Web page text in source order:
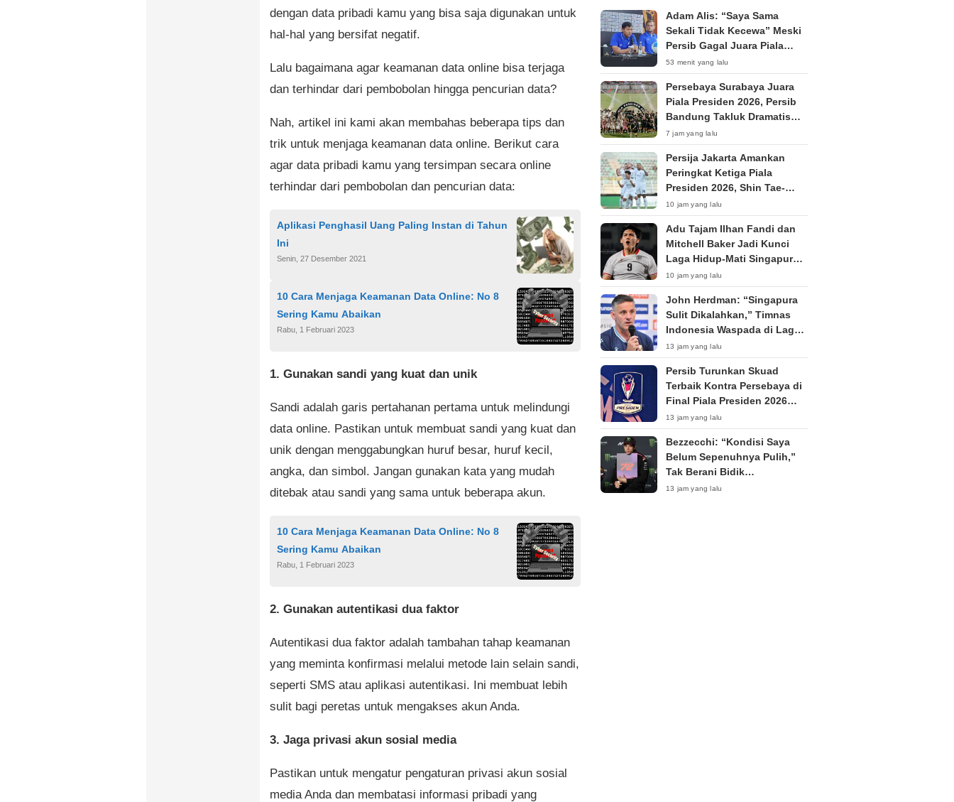
dengan data pribadi kamu yang bisa saja digunakan untuk
hal-hal yang bersifat negatif.
Lalu bagaimana agar keamanan data online bisa terjaga
dan terhindar dari pembobolan hingga pencurian data?
Nah, artikel ini kami akan membahas beberapa tips dan
trik untuk menjaga keamanan data online. Berikut cara
agar data pribadi kamu yang tersimpan secara online
terhindar dari pembobolan dan pencurian data:
Aplikasi Penghasil Uang Paling Instan di Tahun
Ini
Senin, 27 Desember 2021
10 Cara Menjaga Keamanan Data Online: No 8
Sering Kamu Abaikan
Rabu, 1 Februari 2023
1. Gunakan sandi yang kuat dan unik
Sandi adalah garis pertahanan pertama untuk melindungi
data online. Pastikan untuk membuat sandi yang kuat dan
unik dengan menggabungkan huruf besar, huruf kecil,
angka, dan simbol. Jangan gunakan kata yang mudah
ditebak atau sandi yang sama untuk beberapa akun.
10 Cara Menjaga Keamanan Data Online: No 8
Sering Kamu Abaikan
Rabu, 1 Februari 2023
2. Gunakan autentikasi dua faktor
Autentikasi dua faktor adalah tambahan tahap keamanan
yang meminta konfirmasi melalui metode lain selain sandi,
seperti SMS atau aplikasi autentikasi. Ini membuat lebih
sulit bagi peretas untuk mengakses akun Anda.
3. Jaga privasi akun sosial media
Pastikan untuk mengatur pengaturan privasi akun sosial
media Anda dan membatasi informasi pribadi yang
Adam Alis: “Saya Sama
Sekali Tidak Kecewa” Meski
Persib Gagal Juara Piala
Presiden 2026
53 menit yang lalu
Persebaya Surabaya Juara
Piala Presiden 2026, Persib
Bandung Takluk Dramatis
Lewat Adu Penalti
7 jam yang lalu
Persija Jakarta Amankan
Peringkat Ketiga Piala
Presiden 2026, Shin Tae-
yong Langsung Fokus TC di
Thailand
10 jam yang lalu
Adu Tajam Ilhan Fandi dan
Mitchell Baker Jadi Kunci
Laga Hidup-Mati Singapura
vs Timnas Indonesia di Piala
AFF 2026
10 jam yang lalu
John Herdman: “Singapura
Sulit Dikalahkan,” Timnas
Indonesia Waspada di Laga
Penentu Semifinal
13 jam yang lalu
Persib Turunkan Skuad
Terbaik Kontra Persebaya di
Final Piala Presiden 2026
Tanpa Penonton
13 jam yang lalu
Bezzecchi: “Kondisi Saya
Belum Sepenuhnya Pulih,”
Tak Berani Bidik
Kemenangan di Silverstone
13 jam yang lalu